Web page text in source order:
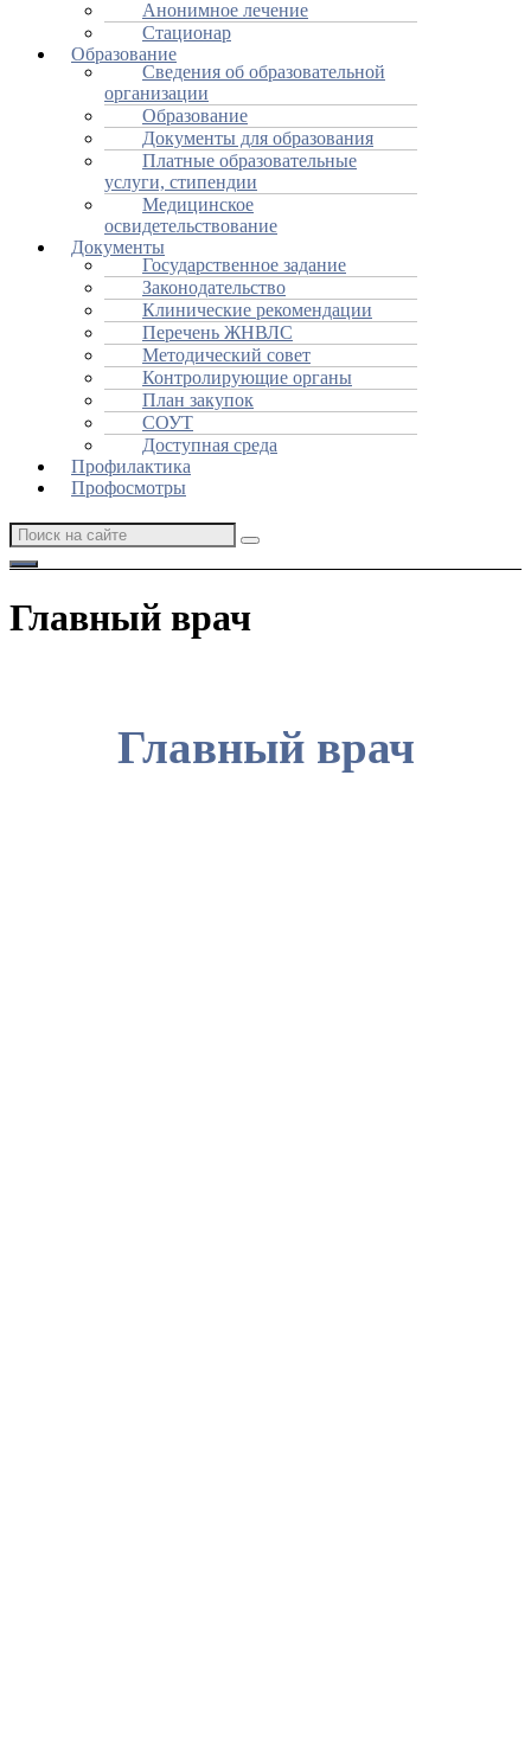
Анонимное лечение
Стационар
Образование
Сведения об образовательной
организации
Образование
Документы для образования
Платные образовательные
услуги, стипендии
Медицинское
освидетельствование
Документы
Государственное задание
Законодательство
Клинические рекомендации
Перечень ЖНВЛС
Методический совет
Контролирующие органы
План закупок
СОУТ
Доступная среда
Профилактика
Профосмотры
Главный врач
Главный врач